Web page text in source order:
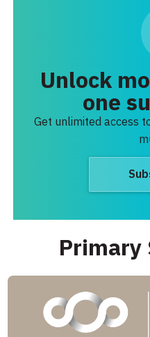
Unlock
one
Get unlimited access
Primary